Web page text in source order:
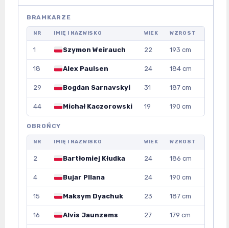
BRAMKARZE
NR IMIĘ I NAZWISKO WIEK WZROST
1 Szymon Weirauch 22 193 cm
18 Alex Paulsen 24 184 cm
29 Bogdan Sarnavskyi 31 187 cm
44 Michał Kaczorowski 19 190 cm
OBROŃCY
NR IMIĘ I NAZWISKO WIEK WZROST
2 Bartłomiej Kłudka 24 186 cm
4 Bujar Pllana 24 190 cm
15 Maksym Dyachuk 23 187 cm
16 Alvis Jaunzems 27 179 cm